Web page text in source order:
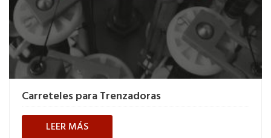
Carreteles para Trenzadoras
LEER MÁS